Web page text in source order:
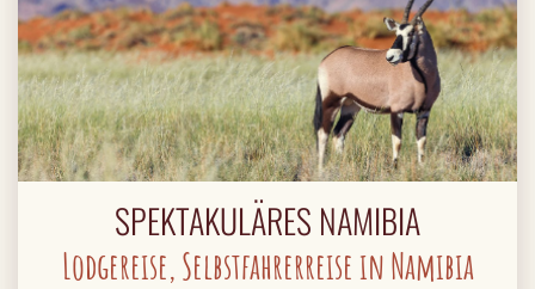
SPEKTAKULÄRES NAMIBIA
Lodgereise, Selbstfahrerreise in Namibia